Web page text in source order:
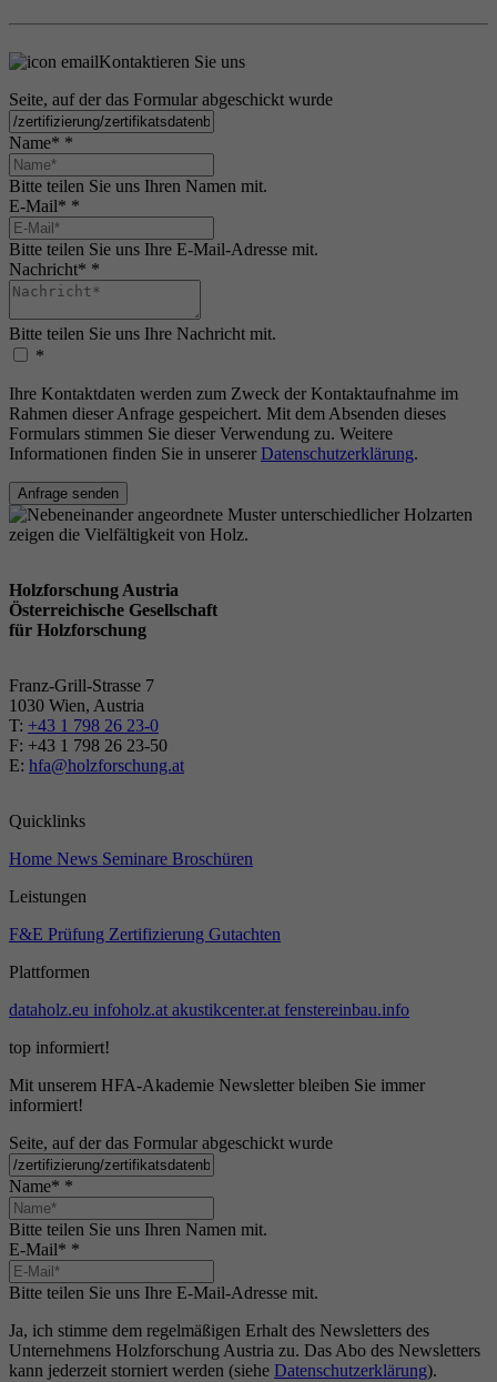
Kontaktieren Sie uns
Seite, auf der das Formular abgeschickt wurde
Name* *
Bitte teilen Sie uns Ihren Namen mit.
E-Mail* *
Bitte teilen Sie uns Ihre E-Mail-Adresse mit.
Nachricht* *
Bitte teilen Sie uns Ihre Nachricht mit.
*
Ihre Kontaktdaten werden zum Zweck der Kontaktaufnahme im
Rahmen dieser Anfrage gespeichert. Mit dem Absenden dieses
Formulars stimmen Sie dieser Verwendung zu. Weitere
Informationen finden Sie in unserer Datenschutzerklärung.
Anfrage senden
Holzforschung Austria
Österreichische Gesellschaft
für Holzforschung
Franz-Grill-Strasse 7
1030 Wien, Austria
T: +43 1 798 26 23-0
​​F: +43 1 798 26 23-50
E: hfa@holzforschung.at
Quicklinks
Home News Seminare Broschüren
Leistungen
F&E Prüfung Zertifizierung Gutachten
Plattformen
dataholz.eu infoholz.at akustikcenter.at fenstereinbau.info
top informiert!
Mit unserem HFA-Akademie Newsletter bleiben Sie immer
informiert!
Seite, auf der das Formular abgeschickt wurde
Name* *
Bitte teilen Sie uns Ihren Namen mit.
E-Mail* *
Bitte teilen Sie uns Ihre E-Mail-Adresse mit.
Ja, ich stimme dem regelmäßigen Erhalt des Newsletters des
Unternehmens Holzforschung Austria zu. Das Abo des Newsletters
kann jederzeit storniert werden (siehe Datenschutzerklärung).